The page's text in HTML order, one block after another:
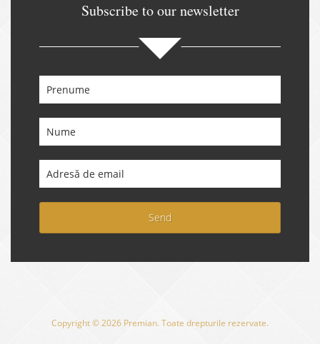
Subscribe to our newsletter
Send
Copyright © 2026 Premian. Toate drepturile rezervate.